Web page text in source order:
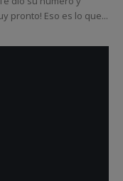
pronto! Eso es lo que...